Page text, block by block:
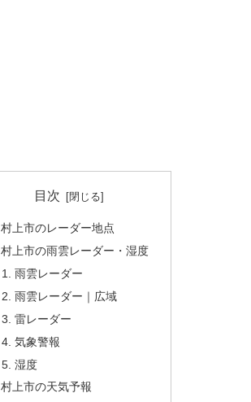
目次
村上市のレーダー地点
村上市の雨雲レーダー・湿度
雨雲レーダー
雨雲レーダー｜広域
雷レーダー
気象警報
湿度
村上市の天気予報